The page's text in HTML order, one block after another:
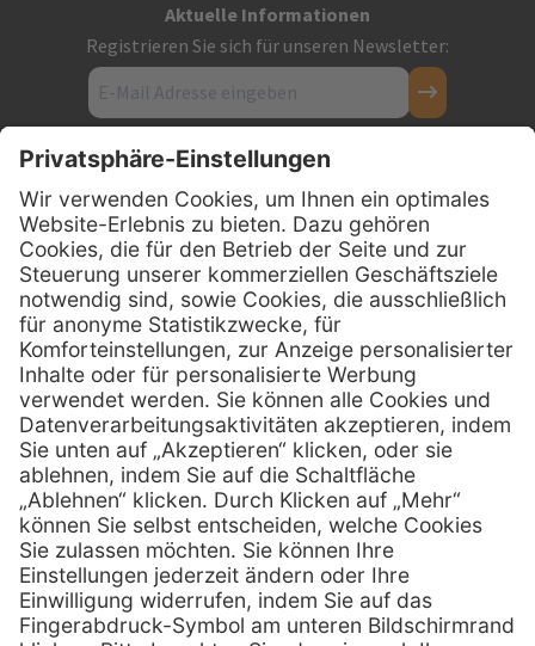
Aktuelle Informationen
Registrieren Sie sich für unseren Newsletter:
Kontakt
Firmensitz
PxD Praxis-Discount GmbH
Hans-Wunderlich-Straße 7
D-49078 Osnabrück
Telefon: 0800 - 600 66 30
Telefon:0800 - 07 01 96
E-Mail:info @ praxis-discount.de
Services
Serviceversprechen
Sprechstundenbedarf
Retoure anmelden
Hilfe
FAQs
Kontakt
Lob & Kritik